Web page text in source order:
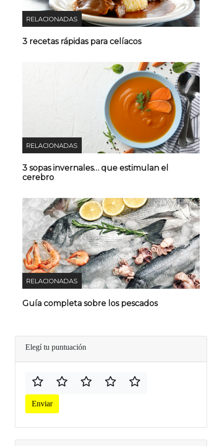
RELACIONADAS
3 recetas rápidas para celíacos
RELACIONADAS
3 sopas invernales… que estimulan el
cerebro
RELACIONADAS
Guía completa sobre los pescados
Elegí tu puntuación
Enviar